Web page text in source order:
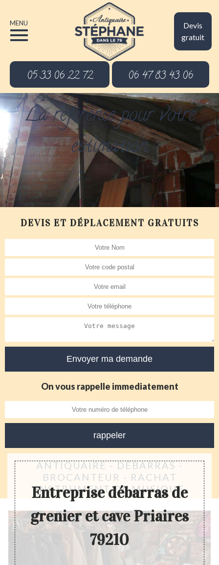
Devis
gratuit
MENU
05 33 06 22 72 06 47 83 43 06
La référence pour votre
estimation
DEVIS ET DÉPLACEMENT GRATUITS
On vous rappelle immediatement
ANTIQUAIRE - DÉBARRAS -
BROCANTEUR - RACHAT
INSTRUMENT DE MUSIQUE
Entreprise débarras de
grenier et cave Priaires
79210